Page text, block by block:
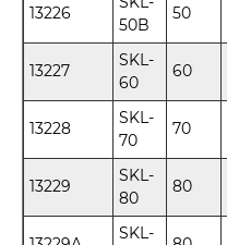
13226
50B
50
13227
SKL-
60
60
13228
SKL-
70
70
13229
SKL-
80
80
SKL-